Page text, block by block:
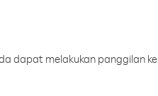
dapat melakukan panggilan ke